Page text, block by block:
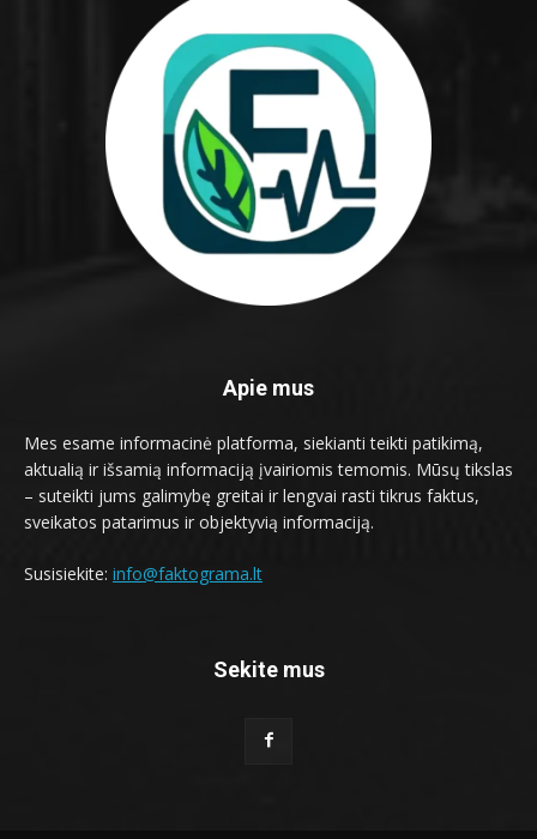
Apie mus
Mes esame informacinė platforma, siekianti teikti patikimą,
aktualią ir išsamią informaciją įvairiomis temomis. Mūsų tikslas
– suteikti jums galimybę greitai ir lengvai rasti tikrus faktus,
sveikatos patarimus ir objektyvią informaciją.
Susisiekite: info@faktograma.lt
Sekite mus